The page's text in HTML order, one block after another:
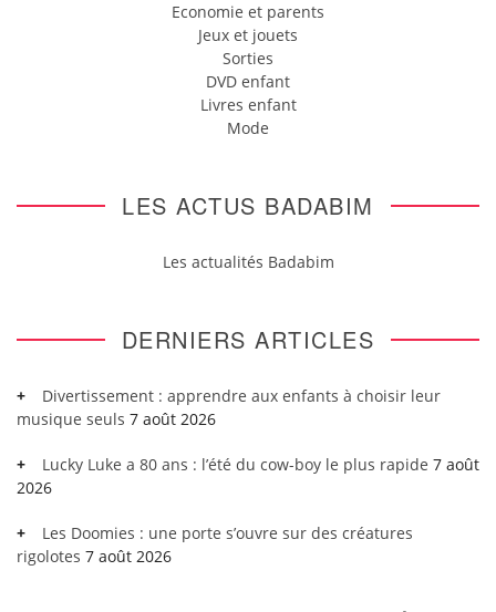
Economie et parents
Jeux et jouets
Sorties
DVD enfant
Livres enfant
Mode
LES ACTUS BADABIM
Les actualités Badabim
DERNIERS ARTICLES
Divertissement : apprendre aux enfants à choisir leur
musique seuls 7 août 2026
Lucky Luke a 80 ans : l’été du cow-boy le plus rapide 7 août
2026
Les Doomies : une porte s’ouvre sur des créatures
rigolotes 7 août 2026